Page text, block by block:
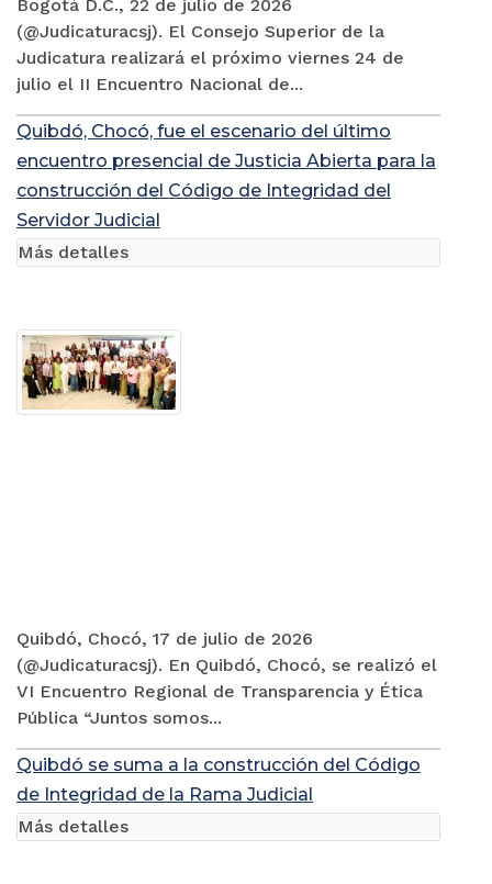
Bogotá D.C., 22 de julio de 2026
(@Judicaturacsj). El Consejo Superior de la
Judicatura realizará el próximo viernes 24 de
julio el II Encuentro Nacional de...
Quibdó, Chocó, fue el escenario del último
encuentro presencial de Justicia Abierta para la
construcción del Código de Integridad del
Servidor Judicial
Quibdó, Chocó, 17 de julio de 2026
(@Judicaturacsj). En Quibdó, Chocó, se realizó el
VI Encuentro Regional de Transparencia y Ética
Pública “Juntos somos...
Más detalles
Quibdó se suma a la construcción del Código
de Integridad de la Rama Judicial
Más detalles